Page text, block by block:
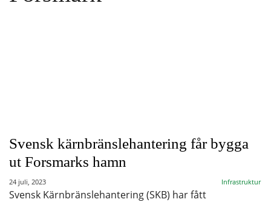
Svensk kärnbränslehantering får bygga
ut Forsmarks hamn
24 juli, 2023 Infrastruktur
Svensk Kärnbränslehantering (SKB) har fått